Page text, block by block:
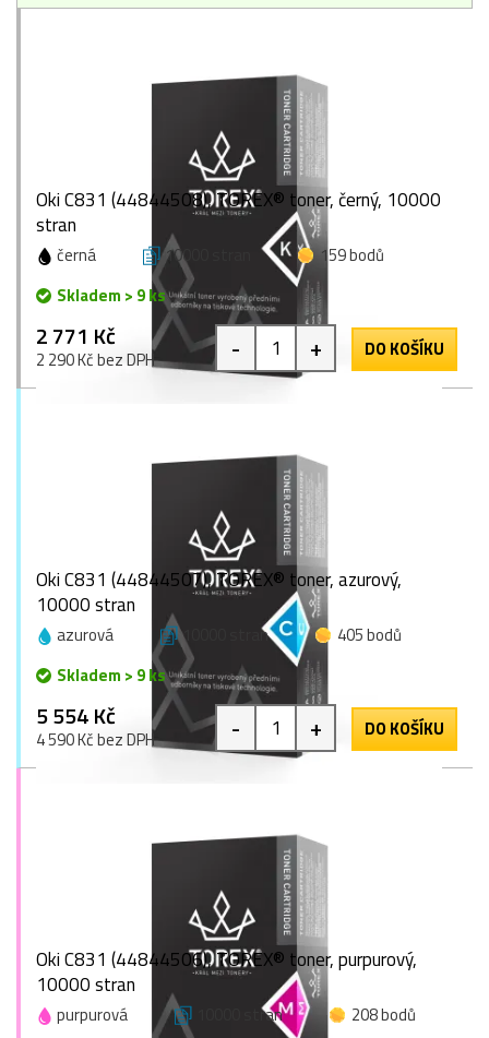
Oki C831 (44844508), TOREX® toner, černý, 10000
stran
černá 10000 stran
159 bodů
Skladem > 9 ks
2 771 Kč
2 290 Kč bez DPH - + DO KOŠÍKU
Oki C831 (44844507), TOREX® toner, azurový,
10000 stran
azurová 10000 stran
405 bodů
Skladem > 9 ks
5 554 Kč
4 590 Kč bez DPH - + DO KOŠÍKU
Oki C831 (44844506), TOREX® toner, purpurový,
10000 stran
purpurová 10000 stran
208 bodů